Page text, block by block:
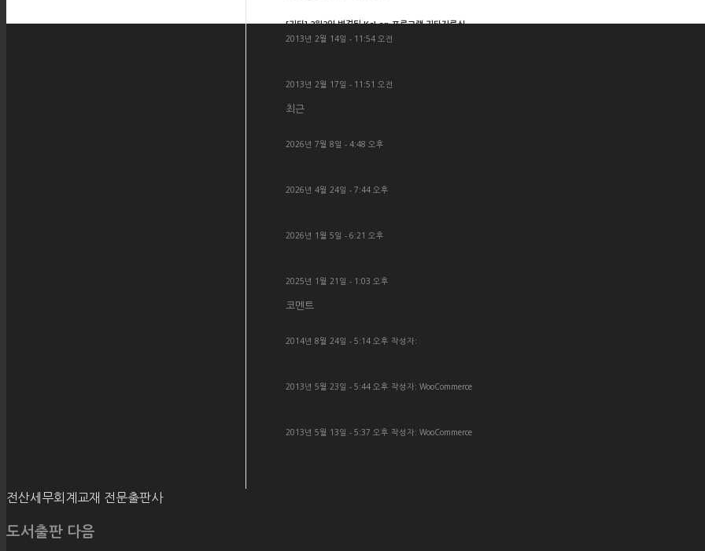
[기타] 2월2일 변경된 KcLep 프로그램 기타자료실...
2013년 2월 14일 - 11:54 오전
2013년 2월 17일 - 11:51 오전
최근
2026년 7월 8일 - 4:48 오후
2026년 4월 24일 - 7:44 오후
2026년 1월 5일 - 6:21 오후
2025년 1월 21일 - 1:03 오후
코멘트
2014년 8월 24일 - 5:14 오후 작성자:
2013년 5월 23일 - 5:44 오후 작성자: WooCommerce
2013년 5월 13일 - 5:37 오후 작성자: WooCommerce
전산세무회계교재 전문출판사
도서출판 다음